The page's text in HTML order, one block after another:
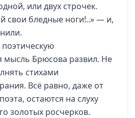
или двух строчек.
свои бледные ноги!..» — и,
мысль Брюсова развил. Не
стихами
Всё равно, даже от
остаются на слуху
золотых росчерков.